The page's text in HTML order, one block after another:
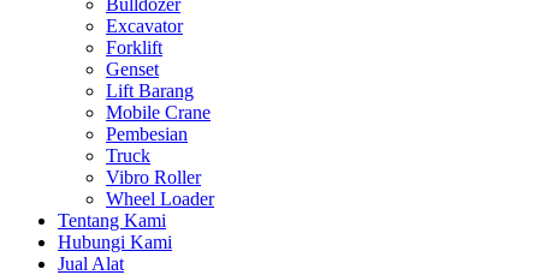
Bulldozer
Excavator
Forklift
Genset
Lift Barang
Mobile Crane
Pembesian
Truck
Vibro Roller
Wheel Loader
Tentang Kami
Hubungi Kami
Jual Alat